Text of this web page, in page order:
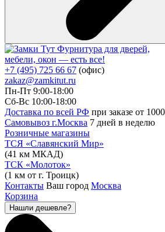
Фурнитура для дверей,
мебели, окон — есть все!
+7 (495) 725 66 67 (офис)
zakaz@zamkitut.ru
Пн-Пт 9:00-18:00
Сб-Вс 10:00-18:00
Доставка по всей РФ при заказе от
Самовывоз г.Москва 7 дней в неделю
Розничные магазины
ТСЯ «Славянский Мир»
(41 км МКАД)
ТСК «Молоток»
(1 км от г. Троицк)
Контакты Ваш город Москва
Корзина
Нашли дешевле?